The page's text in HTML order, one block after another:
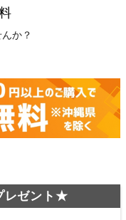
か？
レゼント★